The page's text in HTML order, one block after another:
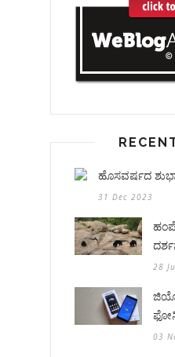
ಹೊಸವರ್ಷದ
31 Dec 2023
28
03